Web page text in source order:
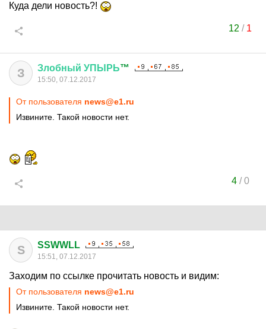
Куда дели новость?!
12 / 1
З Злобный УПЫРЬ™
15:50, 07.12.2017
От пользователя news@e1.ru
Извините. Такой новости нет.
4/0
S SSWWLL
15:51, 07.12.2017
Заходим по ссылке прочитать новость и видим:
От пользователя news@e1.ru
Извините. Такой новости нет.